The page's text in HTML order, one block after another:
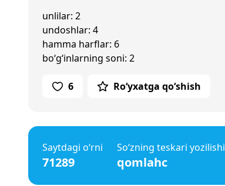
unlilar: 2
undoshlar: 4
hamma harflar: 6
bo‘g‘inlarning soni: 2
6 Ro‘yxatga qo‘shish
Saytdagi o‘rni
71289
So‘zning teskari yozilishi
qomlahc